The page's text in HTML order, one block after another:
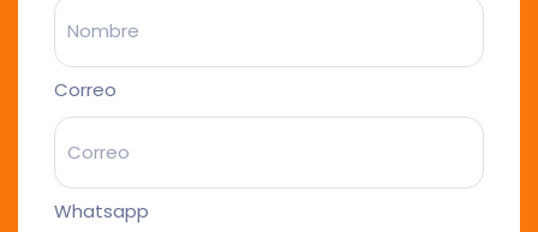
Correo
Whatsapp